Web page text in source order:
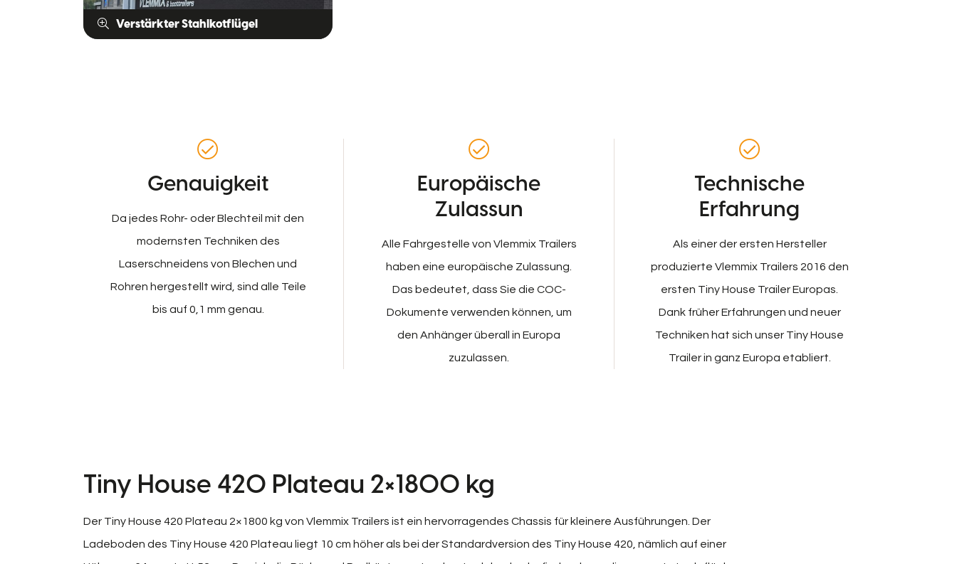
Verstärkter Stahlkotflügel
Genauigkeit
Da jedes Rohr- oder Blechteil mit den
modernsten Techniken des
Laserschneidens von Blechen und
Rohren hergestellt wird, sind alle Teile
bis auf 0,1 mm genau.
Europäische
Zulassun
Alle Fahrgestelle von Vlemmix Trailers
haben eine europäische Zulassung.
Das bedeutet, dass Sie die COC-
Dokumente verwenden können, um
den Anhänger überall in Europa
zuzulassen.
Technische
Erfahrung
Als einer der ersten Hersteller
produzierte Vlemmix Trailers 2016 den
ersten Tiny House Trailer Europas.
Dank früher Erfahrungen und neuer
Techniken hat sich unser Tiny House
Trailer in ganz Europa etabliert.
Tiny House 420 Plateau 2×1800 kg
Der Tiny House 420 Plateau 2×1800 kg von Vlemmix Trailers ist ein hervorragendes Chassis für kleinere Ausführungen. Der
Ladeboden des Tiny House 420 Plateau liegt 10 cm höher als bei der Standardversion des Tiny House 420, nämlich auf einer